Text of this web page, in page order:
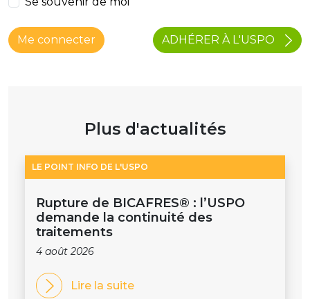
Me connecter ADHÉRER À L'USPO
Plus d'actualités
LE POINT INFO DE L'USPO
Rupture de BICAFRES® : l’USPO
demande la continuité des
traitements
4 août 2026
Lire la suite